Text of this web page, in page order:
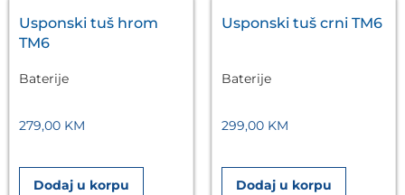
Usponski tuš hrom
TM6
Baterije
279,00 KM
Dodaj u korpu
Usponski tuš crni TM6
Baterije
299,00 KM
Dodaj u korpu